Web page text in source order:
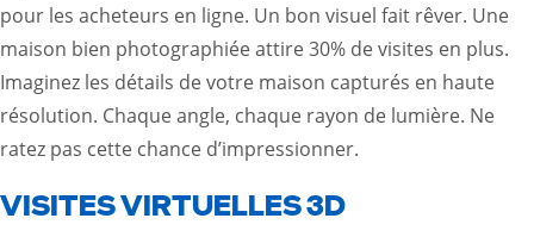
pour les acheteurs en ligne. Un bon visuel fait rêver. Une
maison bien photographiée attire 30% de visites en plus.
Imaginez les détails de votre maison capturés en haute
résolution. Chaque angle, chaque rayon de lumière. Ne
ratez pas cette chance d’impressionner.
VISITES VIRTUELLES 3D